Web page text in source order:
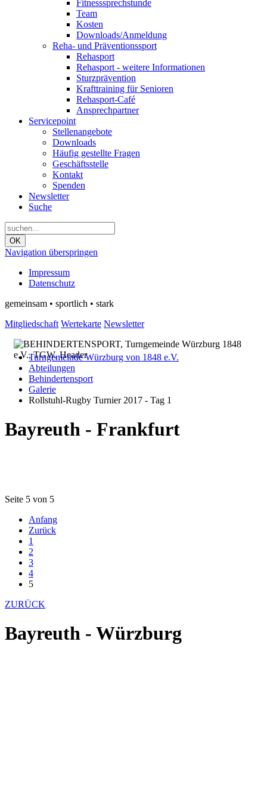
Fitnesssprechstunde
Team
Kosten
Downloads/Anmeldung
Reha- und Präventionssport
Rehasport
Rehasport - weitere Informationen
Sturzprävention
Krafttraining für Senioren
Rehasport-Café
Ansprechpartner
Servicepoint
Stellenangebote
Downloads
Häufig gestellte Fragen
Geschäftsstelle
Kontakt
Spenden
Newsletter
Suche
OK
Navigation überspringen
Impressum
Datenschutz
gemeinsam • sportlich • stark
Mitgliedschaft Wertekarte Newsletter
Turngemeinde Würzburg von 1848 e.V.
Abteilungen
Behindertensport
Galerie
Rollstuhl-Rugby Turnier 2017 - Tag 1
Bayreuth - Frankfurt
Seite 5 von 5
Anfang
Zurück
1
2
3
4
5
ZURÜCK
Bayreuth - Würzburg